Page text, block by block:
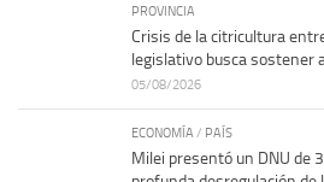
PROVINCIA
Crisis de la citricultura
legislativo busca sostener
05/08/2026
ECONOMÍA / PAÍS
Milei presentó un DNU de